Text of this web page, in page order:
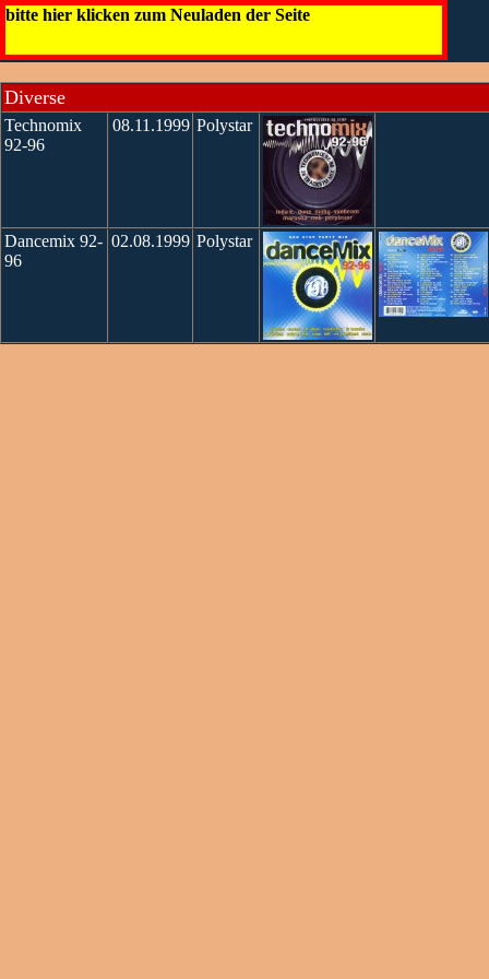
bitte hier klicken zum Neuladen der Seite
Diverse Megamixe (SWG)
Diverse
Technomix
92-96
08.11.1999 Polystar
Dancemix 92-
96
02.08.1999 Polystar